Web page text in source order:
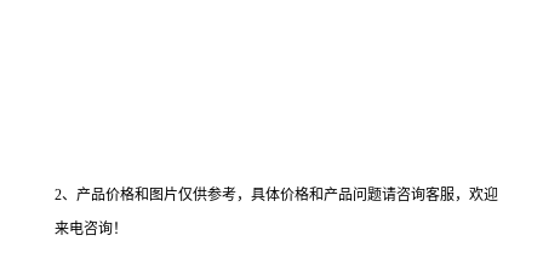
2、产品价格和图片仅供参考，具体价格和产品问题请咨询客服，欢迎
来电咨询！